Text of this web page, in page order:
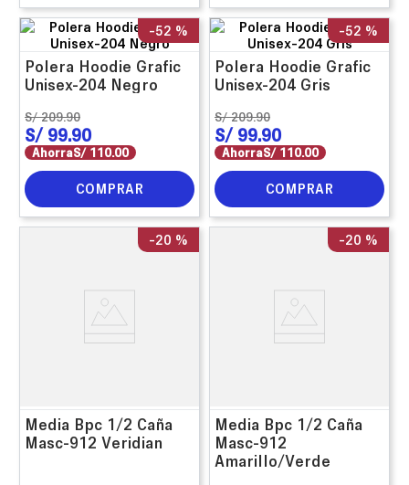
-52 %
Polera Hoodie Grafic
Unisex-204 Negro
S/ 209.90
S/ 99.90
AhorraS/ 110.00
COMPRAR
-52 %
Polera Hoodie Grafic
Unisex-204 Gris
S/ 209.90
S/ 99.90
AhorraS/ 110.00
COMPRAR
-20 %
Media Bpc 1/2 Caña
Masc-912 Veridian
-20 %
Media Bpc 1/2 Caña
Masc-912
Amarillo/Verde